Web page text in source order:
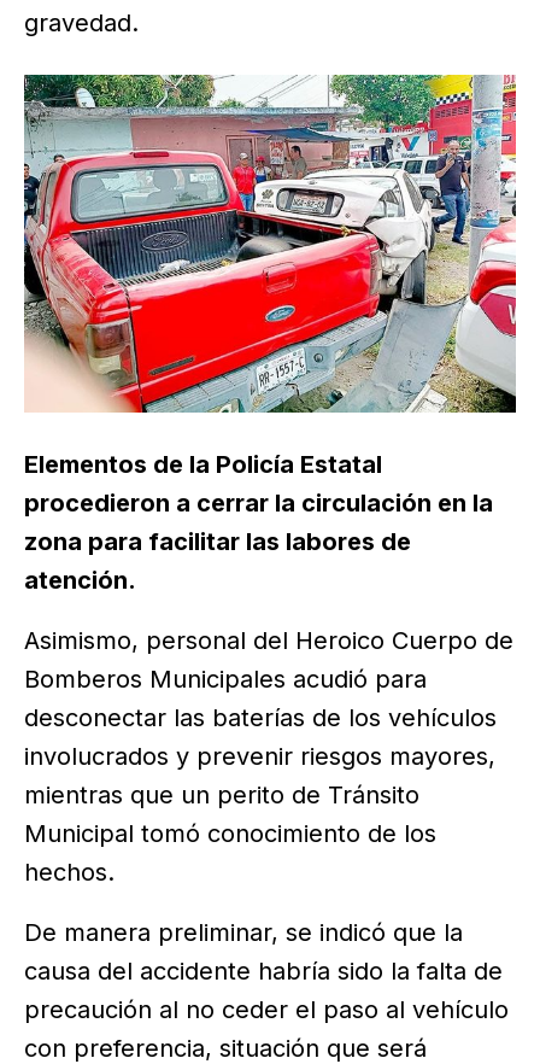
gravedad.
Elementos de la Policía Estatal
procedieron a cerrar la circulación en la
zona para facilitar las labores de
atención.
Asimismo, personal del Heroico Cuerpo de
Bomberos Municipales acudió para
desconectar las baterías de los vehículos
involucrados y prevenir riesgos mayores,
mientras que un perito de Tránsito
Municipal tomó conocimiento de los
hechos.
De manera preliminar, se indicó que la
causa del accidente habría sido la falta de
precaución al no ceder el paso al vehículo
con preferencia, situación que será